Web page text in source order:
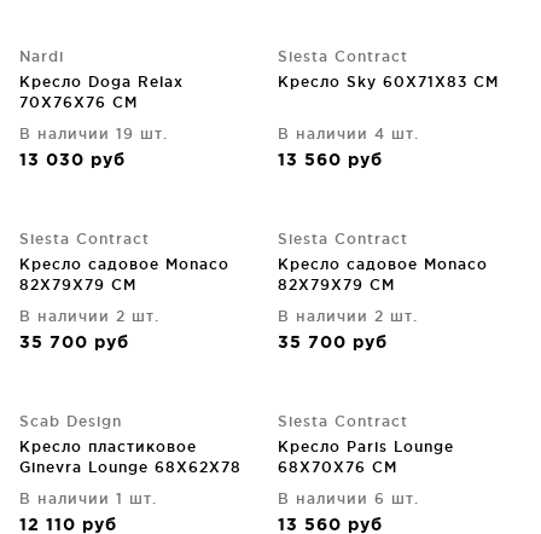
Nardi
Кресло Doga Relax
70X76X76 CM
В наличии 19 шт.
13 030 руб
Siesta Contract
Кресло Sky 60X71X83 CM
В наличии 4 шт.
13 560 руб
Siesta Contract
Кресло садовое Monaco
82X79X79 CM
В наличии 2 шт.
35 700 руб
Siesta Contract
Кресло садовое Monaco
82X79X79 CM
В наличии 2 шт.
35 700 руб
Scab Design
Кресло пластиковое
Ginevra Lounge 68X62X78
В наличии 1 шт.
12 110 руб
Siesta Contract
Кресло Paris Lounge
68X70X76 CM
В наличии 6 шт.
13 560 руб